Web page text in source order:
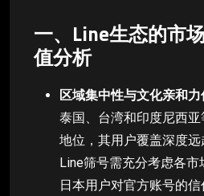
一、Line生态的市
值分析
区域集中性与文化亲和力
泰国、台湾和印度尼西
地位，其用户覆盖深度远
Line筛号需充分考虑各
日本用户对官方账号的